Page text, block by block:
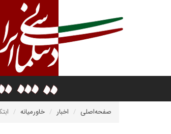
صفحه‌اصلی اخبار خاورمیانه